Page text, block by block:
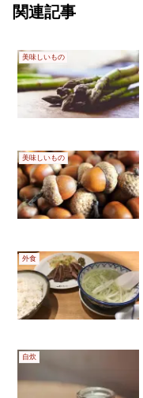
関連記事
美味しいもの
美味しいもの
外食
自炊